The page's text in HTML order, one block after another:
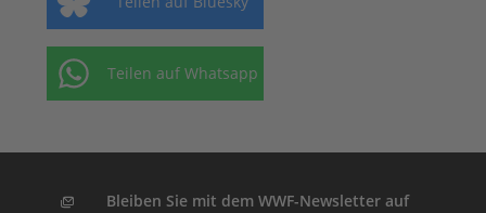
Teilen auf Whatsapp
Bleiben Sie mit dem WWF-Newsletter auf